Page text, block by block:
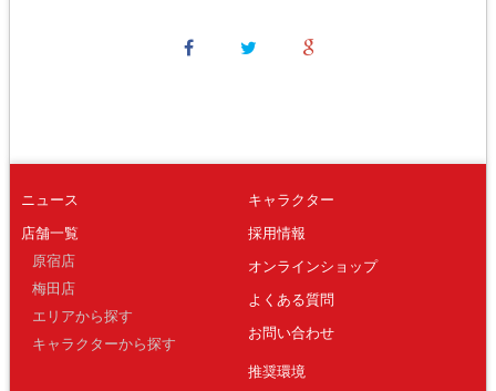
ニュース
店舗一覧
原宿店
梅田店
エリアから探す
キャラクターから探す
キャラクター
採用情報
オンラインショップ
よくある質問
お問い合わせ
推奨環境